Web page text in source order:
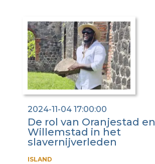
2024-11-04 17:00:00
De rol van Oranjestad en
Willemstad in het
slavernijverleden
ISLAND